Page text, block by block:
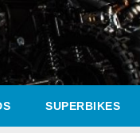
SUPERBIKES